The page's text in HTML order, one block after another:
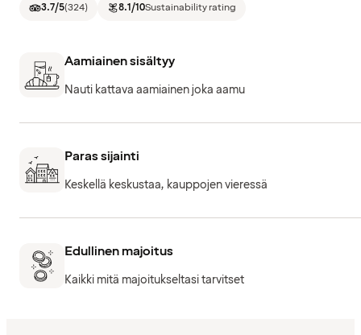
3.7/5(324) 8.1/10Sustainability rating
Aamiainen sisältyy
Nauti kattava aamiainen joka aamu
Paras sijainti
Keskellä keskustaa, kauppojen vieressä
Edullinen majoitus
Kaikki mitä majoitukseltasi tarvitset